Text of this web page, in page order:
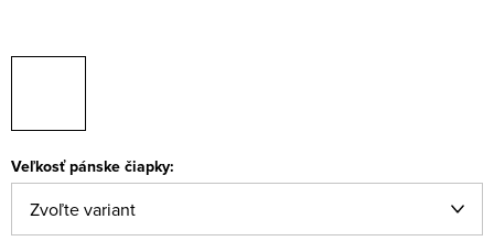
Veľkosť pánske čiapky: